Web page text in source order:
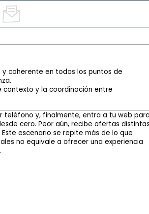
coherente en todos los puntos de
y la coordinación entre
teléfono y, finalmente, entra a tu web
cero. Peor aún, recibe ofertas
escenario se repite más de lo que
no equivale a ofrecer una experiencia